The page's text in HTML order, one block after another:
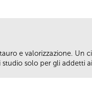
e valorizzazione. Un
solo per gli addetti